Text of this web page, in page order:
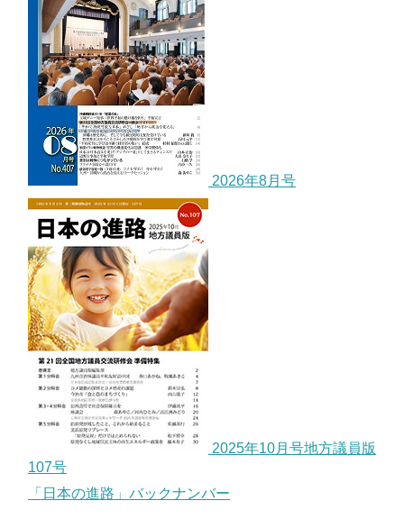
2026年8月号
2025年10月号地方議員版
107号
「日本の進路」バックナンバー